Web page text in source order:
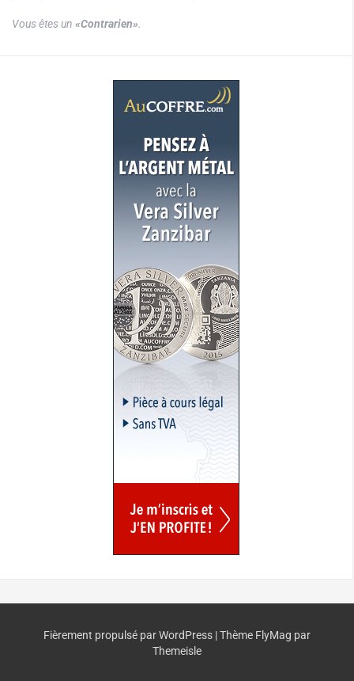
Vous êtes un «Contrarien».
Fièrement propulsé par WordPress |Thème FlyMag par
Themeisle